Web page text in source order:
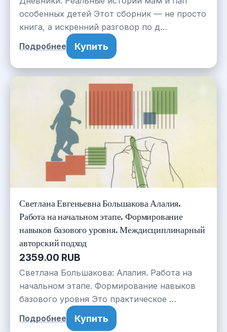
особенных детей Этот сборник — не просто
книга, а искренний разговор по д…
Подробнее Купить
Светлана Евгеньевна Большакова Алалия.
Работа на начальном этапе. Формирование
навыков базового уровня. Междисциплинарный
авторский подход
2359.00 RUB
Светлана Большакова: Алалия. Работа на
начальном этапе. Формирование навыков
базового уровня Это практическое …
Подробнее Купить